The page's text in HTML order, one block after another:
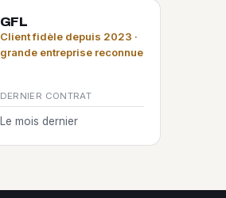
GFL
Client fidèle depuis 2023 ·
grande entreprise reconnue
DERNIER CONTRAT
Le mois dernier